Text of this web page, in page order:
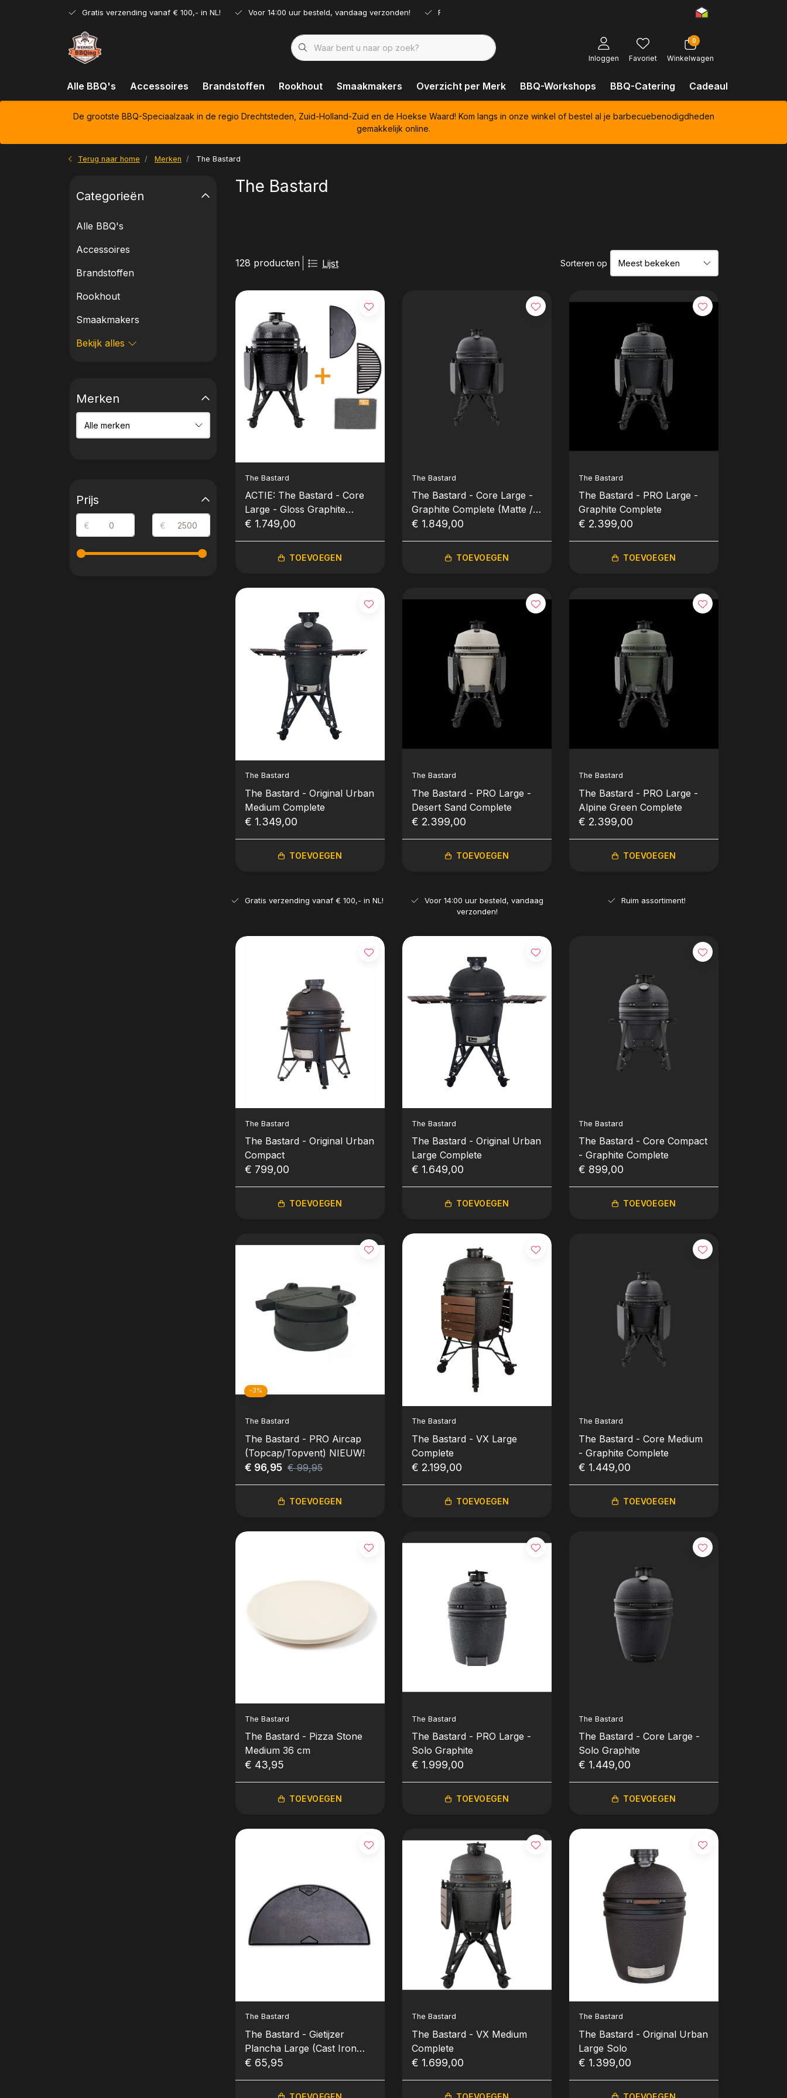
Gratis verzending vanaf € 100,- in NL! Voor 14:00 uur besteld, vandaag verzonden! Ruim assortiment!
Inloggen Favoriet
0
Winkelwagen
Alle BBQ's Accessoires Brandstoffen Rookhout Smaakmakers Overzicht per Merk BBQ-Workshops BBQ-Catering Cadeaubonnen
De grootste BBQ-Speciaalzaak in de regio Drechtsteden, Zuid-Holland-Zuid en de Hoekse Waard! Kom langs in onze winkel of bestel al je barbecuebenodigdheden
gemakkelijk online.
Terug naar home Merken The Bastard
The Bastard
128 producten Lijst Sorteren op
The Bastard
ACTIE: The Bastard - Core
Large - Gloss Graphite
Complete (Glimmend Zwart
€ 1.749,00
TOEVOEGEN
The Bastard
The Bastard - Core Large -
Graphite Complete (Matte /
Mat)
€ 1.849,00
TOEVOEGEN
The Bastard
The Bastard - PRO Large -
Graphite Complete
€ 2.399,00
TOEVOEGEN
The Bastard
The Bastard - Original Urban
Medium Complete
€ 1.349,00
TOEVOEGEN
The Bastard
The Bastard - PRO Large -
Desert Sand Complete
€ 2.399,00
TOEVOEGEN
The Bastard
The Bastard - PRO Large -
Alpine Green Complete
€ 2.399,00
TOEVOEGEN
Gratis verzending vanaf € 100,- in NL!
Voor 14:00 uur besteld, vandaag
verzonden!
Ruim assortiment!
The Bastard
The Bastard - Original Urban
Compact
€ 799,00
TOEVOEGEN
The Bastard
The Bastard - Original Urban
Large Complete
€ 1.649,00
TOEVOEGEN
The Bastard
The Bastard - Core Compact
- Graphite Complete
€ 899,00
TOEVOEGEN
-3%
The Bastard
The Bastard - PRO Aircap
(Topcap/Topvent) NIEUW!
€ 96,95 € 99,95
TOEVOEGEN
The Bastard
The Bastard - VX Large
Complete
€ 2.199,00
TOEVOEGEN
The Bastard
The Bastard - Core Medium
- Graphite Complete
€ 1.449,00
TOEVOEGEN
The Bastard
The Bastard - Pizza Stone
Medium 36 cm
€ 43,95
TOEVOEGEN
The Bastard
The Bastard - PRO Large -
Solo Graphite
€ 1.999,00
TOEVOEGEN
The Bastard
The Bastard - Core Large -
Solo Graphite
€ 1.449,00
TOEVOEGEN
The Bastard
The Bastard - Gietijzer
Plancha Large (Cast Iron
Griddle Half Moon)
€ 65,95
The Bastard
The Bastard - VX Medium
Complete
€ 1.699,00
The Bastard
The Bastard - Original Urban
Large Solo
€ 1.399,00
Categorieën
Alle BBQ's
Accessoires
Brandstoffen
Rookhout
Smaakmakers
Bekijk alles
Merken
Prijs
€ €